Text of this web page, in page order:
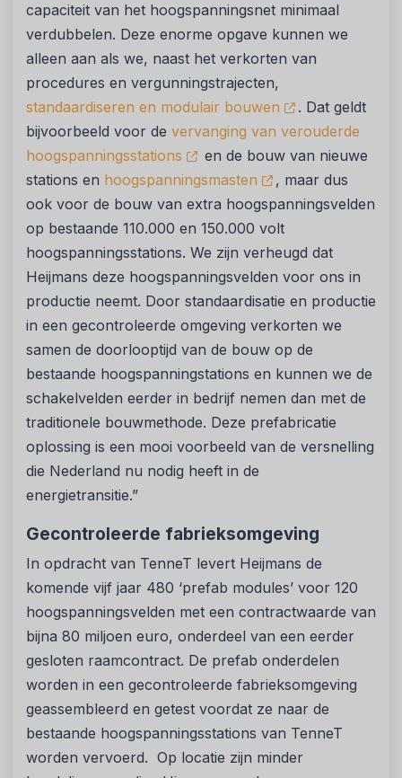
capaciteit van het hoogspanningsnet minimaal
verdubbelen. Deze enorme opgave kunnen we
alleen aan als we, naast het verkorten van
procedures en vergunningstrajecten,
standaardiseren en modulair bouwen
. Dat geldt
bijvoorbeeld voor de vervanging van verouderde
hoogspanningsstations
en de bouw van nieuwe
stations en hoogspanningsmasten
, maar dus
ook voor de bouw van extra hoogspanningsvelden
op bestaande 110.000 en 150.000 volt
hoogspanningsstations. We zijn verheugd dat
Heijmans deze hoogspanningsvelden voor ons in
productie neemt. Door standaardisatie en productie
in een gecontroleerde omgeving verkorten we
samen de doorlooptijd van de bouw op de
bestaande hoogspanningstations en kunnen we de
schakelvelden eerder in bedrijf nemen dan met de
traditionele bouwmethode. Deze prefabricatie
oplossing is een mooi voorbeeld van de versnelling
die Nederland nu nodig heeft in de
energietransitie.”
Gecontroleerde fabrieksomgeving
In opdracht van TenneT levert Heijmans de
komende vijf jaar 480 ‘prefab modules’ voor 120
hoogspanningsvelden met een contractwaarde van
bijna 80 miljoen euro, onderdeel van een eerder
gesloten raamcontract. De prefab onderdelen
worden in een gecontroleerde fabrieksomgeving
geassembleerd en getest voordat ze naar de
bestaande hoogspanningsstations van TenneT
worden vervoerd. Op locatie zijn minder